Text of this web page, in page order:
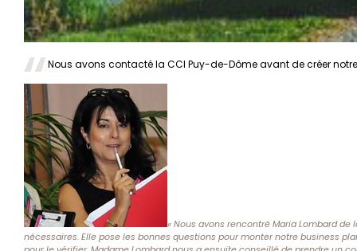
Nous avons contacté la CCI Puy-de-Dôme avant de créer
« Nous avons rencontré Maria Lombard
nécessaires. Elle pose les bonnes questions pour monter notre business